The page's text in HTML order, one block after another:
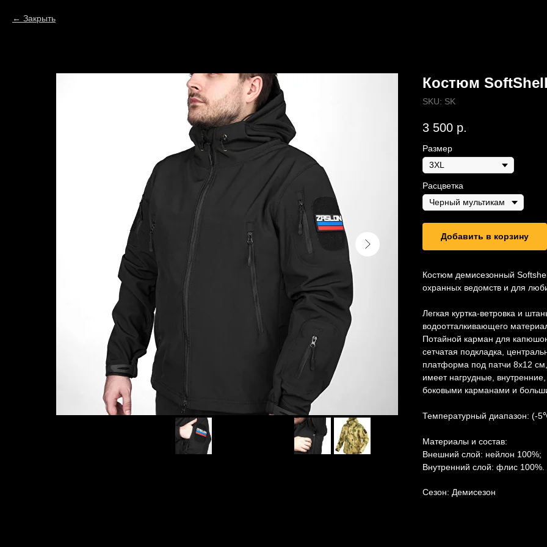
Закрыть
Костюм
SKU: SK
3 500 р.
Размер
Расцветка
Добавить в корзину
Костюм демисезонный
охранных ведомств и для
Легкая куртка-ветровка и
водоотталкивающего
Потайной карман для
сетчатая подкладка,
платформа под патчи 8х12
имеет нагрудные,
боковыми карманами и
Температурный диапазон: (-
Материалы и состав:
Внешний слой: нейлон 100%;
Внутренний слой: флис 100%.
Сезон: Демисезон